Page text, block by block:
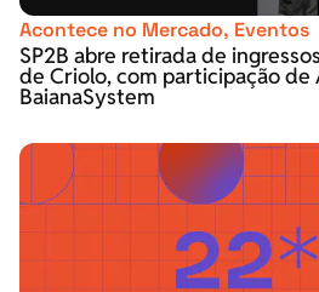
Acontece no Mercado, Eventos
SP2B abre retirada de
de Criolo, com participação de
BaianaSystem